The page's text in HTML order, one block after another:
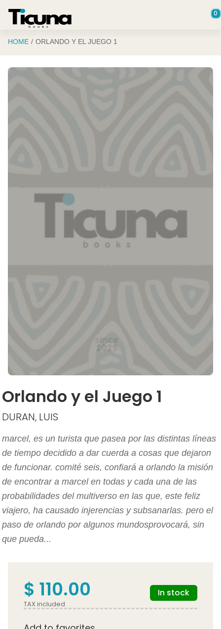
0
HOME ORLANDO Y EL JUEGO 1
Orlando y el Juego 1
DURAN, LUIS
marcel, es un turista que pasea por las distintas líneas
de tiempo decidido a dar cuerda a cosas que dejaron
de funcionar. comité seis, confiará a orlando la misión
de encontrar a marcel en todas y cada una de las
probabilidades del multiverso en las que, este feliz
viajero, ha causado injerencias y subsanarlas. pero el
paso de orlando por algunos mundosprovocará, sin
que pueda...
$ 110.00
TAX included
In stock